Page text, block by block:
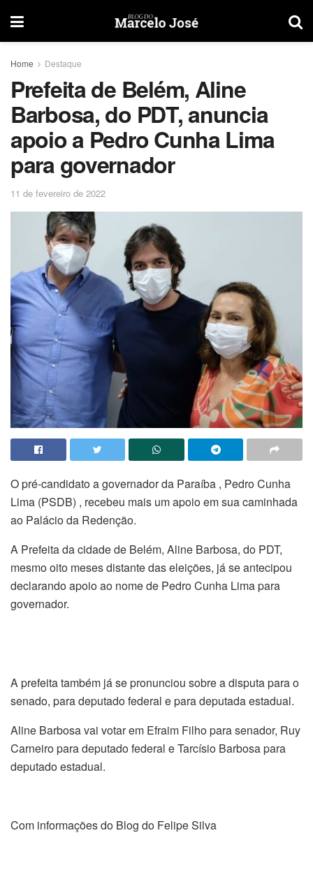
Home Destaque
Prefeita de Belém, Aline
Barbosa, do PDT, anuncia
apoio a Pedro Cunha Lima
para governador
11 de fevereiro de 2022
O pré-candidato a governador da Paraíba , Pedro Cunha
Lima (PSDB) , recebeu mais um apoio em sua caminhada
ao Palácio da Redenção.
A Prefeita da cidade de Belém, Aline Barbosa, do PDT,
mesmo oito meses distante das eleições, já se antecipou
declarando apoio ao nome de Pedro Cunha Lima para
governador.
A prefeita também já se pronunciou sobre a disputa para o
senado, para deputado federal e para deputada estadual.
Aline Barbosa vai votar em Efraim Filho para senador, Ruy
Carneiro para deputado federal e Tarcísio Barbosa para
deputado estadual.
Com informações do Blog do Felipe Silva